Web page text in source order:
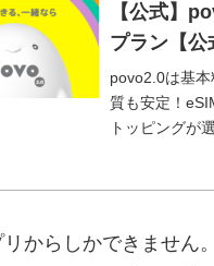
【公式】
プラン【
povo2.0は基
質も安定！
トッピングが
からしかできません